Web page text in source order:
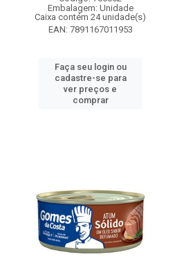
Embalagem: Unidade
Caixa contém 24 unidade(s)
EAN: 7891167011953
Faça seu login ou
cadastre-se para
ver preços e
comprar